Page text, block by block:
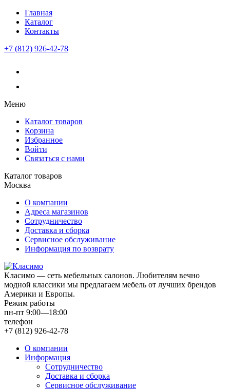
Главная
Каталог
Контакты
+7 (812) 926-42-78
Меню
Каталог товаров
Корзина
Избранное
Войти
Связаться с нами
Каталог товаров
Москва
О компании
Адреса магазинов
Сотрудничество
Доставка и сборка
Сервисное обслуживание
Информация по возврату
Класимо — cеть мебельных салонов. Любителям вечно
модной классики мы предлагаем мебель от лучших брендов
Америки и Европы.
Режим работы
пн-пт 9:00—18:00
телефон
+7 (812) 926-42-78
О компании
Информация
Сотрудничество
Доставка и сборка
Сервисное обслуживание